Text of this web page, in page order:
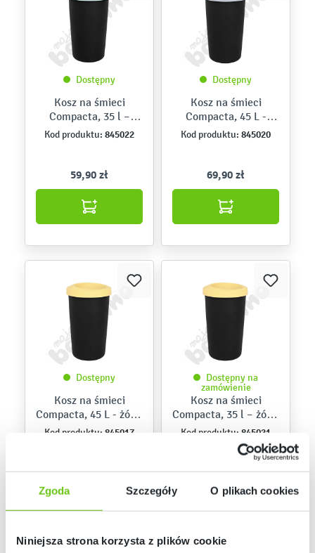
Zgoda Szczegóły O plikach cookies
Niniejsza strona korzysta z plików cookie
Dostępny
Kosz na śmieci
Compacta, 35 l –
zielony pastelowy
Kod produktu: 845022
59,90 zł
Dostępny
Kosz na śmieci
Compacta, 45 L -
szary pastelowy
Kod produktu: 845020
69,90 zł
Dostępny
Kosz na śmieci
Compacta, 45 L - żółty
pastelowy
Kod produktu: 845017
69,90 zł
Dostępny na
zamówienie
Kosz na śmieci
Compacta, 35 l – żółty
pastelowy
Kod produktu: 845021
59,90 zł